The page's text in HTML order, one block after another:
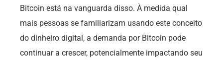
Bitcoin está na vanguarda disso. À medida qual
mais pessoas se familiarizam usando este conceito
do dinheiro digital, a demanda por Bitcoin pode
continuar a crescer, potencialmente impactando seu